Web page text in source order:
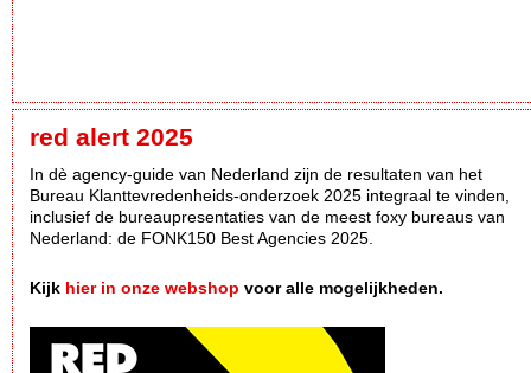
red alert 2025
In dè agency-guide van Nederland zijn de resultaten van het
Bureau Klanttevredenheids-onderzoek 2025 integraal te vinden,
inclusief de bureaupresentaties van de meest foxy bureaus van
Nederland: de FONK150 Best Agencies 2025.
Kijk hier in onze webshop voor alle mogelijkheden.